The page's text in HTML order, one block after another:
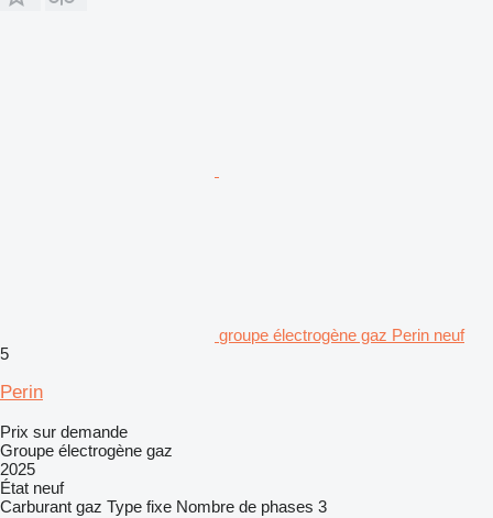
groupe électrogène gaz Perin neuf
5
Perin
Prix sur demande
Groupe électrogène gaz
2025
État neuf
Carburant gaz Type fixe Nombre de phases 3